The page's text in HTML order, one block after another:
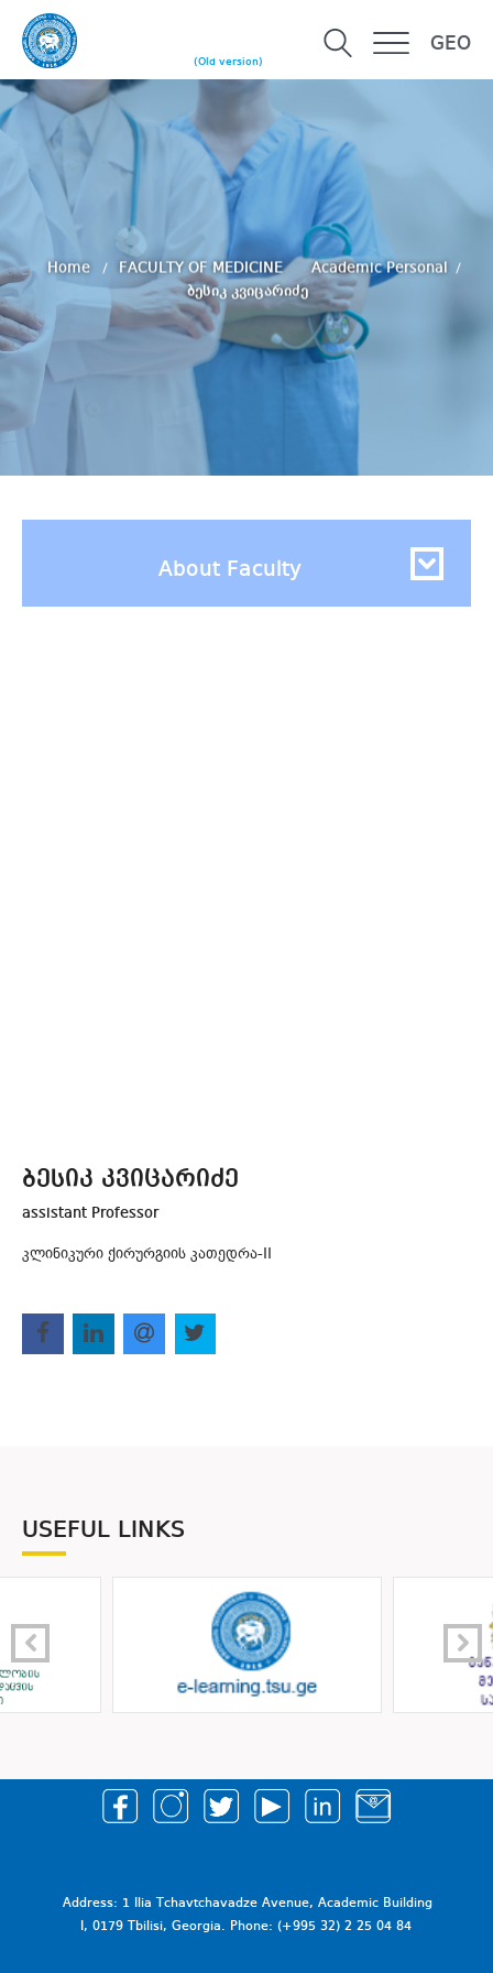
(Old version)
GEO
Home FACULTY OF MEDICINE
Academic Personal
ბესიკ კვიცარიძე
About Faculty
ბესიკ კვიცარიძე
assistant Professor
კლინიკური ქირურგიის კათედრა-II
USEFUL LINKS
Address: 1 Ilia Tchavtchavadze Avenue, Academic Building
I, 0179 Tbilisi, Georgia. Phone: (+995 32) 2 25 04 84